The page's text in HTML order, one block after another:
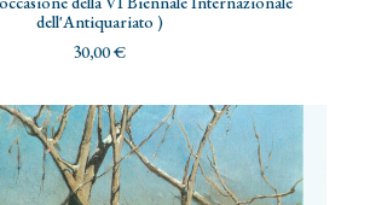
dell'Antiquariato )
30,00€